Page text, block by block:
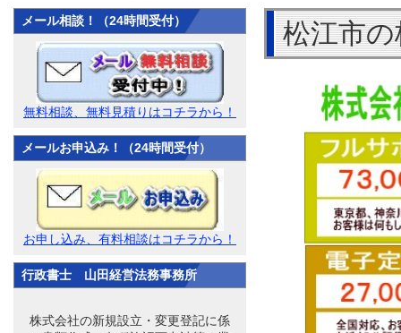
松江市
メール相談！（24時間受付）
無料相談、無料見積りはコチラから！
メールお申込み！（24時間受付）
お申し込み、有料相談はコチラから！
行政書士 山田経営法務事務所
株式会社の新規設立・変更登記に係